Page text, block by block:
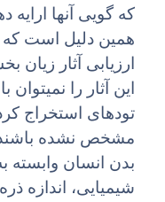
که گویی آنها
همین دلیل است که
ارزیابی آثار
این آثار را
تودهای استخراج
مشخص نشده
بدن انسان وابسته
شیمیایی،